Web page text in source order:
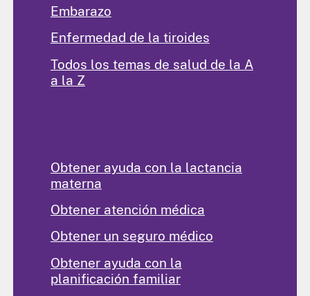
Embarazo
Enfermedad de la tiroides
Todos los temas de salud de la A
a la Z
Obtener ayuda con la lactancia
materna
Obtener atención médica
Obtener un seguro médico
Obtener ayuda con la
planificación familiar